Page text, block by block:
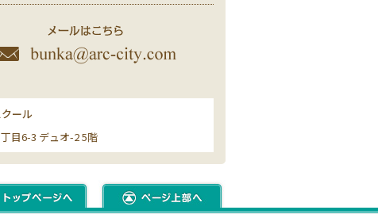
ール
目6-3 デュオ-2 5階